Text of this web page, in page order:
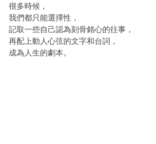
很多時候，
我們都只能選擇性，
記取一些自己認為刻骨銘心的往事，
再配上動人心弦的文字和台詞，
成為人生的劇本。